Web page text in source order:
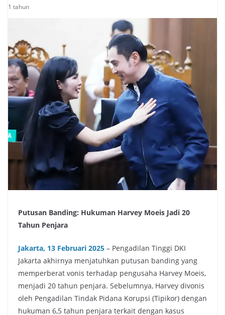
1 tahun
Putusan Banding: Hukuman Harvey Moeis Jadi 20
Tahun Penjara
Jakarta, 13 Februari 2025 – Pengadilan Tinggi DKI
Jakarta akhirnya menjatuhkan putusan banding yang
memperberat vonis terhadap pengusaha Harvey Moeis,
menjadi 20 tahun penjara. Sebelumnya, Harvey divonis
oleh Pengadilan Tindak Pidana Korupsi (Tipikor) dengan
hukuman 6,5 tahun penjara terkait dengan kasus